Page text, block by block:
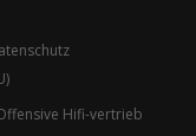
Hifi-vertrieb